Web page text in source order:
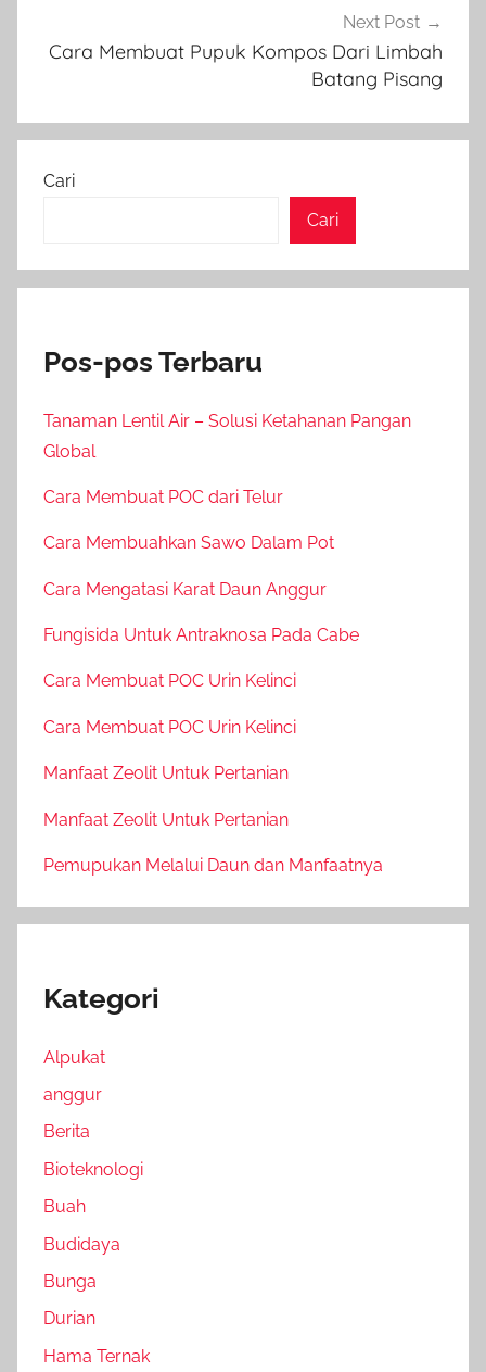
Next Post
Cara Membuat Pupuk Kompos Dari Limbah
Batang Pisang
Cari
Cari
Pos-pos Terbaru
Tanaman Lentil Air – Solusi Ketahanan Pangan
Global
Cara Membuat POC dari Telur
Cara Membuahkan Sawo Dalam Pot
Cara Mengatasi Karat Daun Anggur
Fungisida Untuk Antraknosa Pada Cabe
Cara Membuat POC Urin Kelinci
Cara Membuat POC Urin Kelinci
Manfaat Zeolit Untuk Pertanian
Manfaat Zeolit Untuk Pertanian
Pemupukan Melalui Daun dan Manfaatnya
Kategori
Alpukat
anggur
Berita
Bioteknologi
Buah
Budidaya
Bunga
Durian
Hama Ternak